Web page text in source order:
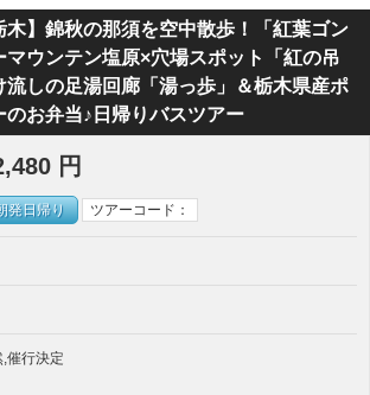
木】錦秋の那須を空中散歩！「紅葉ゴン
マウンテン塩原×穴場スポット「紅の吊
流しの足湯回廊「湯っ歩」＆栃木県産ポ
のお弁当♪日帰りバスツアー
円
発日帰り ツアーコード：
催行決定